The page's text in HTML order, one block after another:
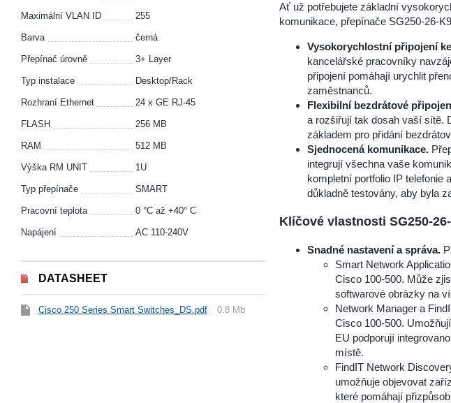
Maximální VLAN ID 255
Barva černá
Přepínač úrovně 3+ Layer
Typ instalace Desktop/Rack
Rozhraní Ethernet 24 x GE RJ-45
FLASH 256 MB
RAM 512 MB
Výška RM UNIT 1U
Typ přepínače SMART
Pracovní teplota 0 °C až +40° C
Napájení AC 110-240V
DATASHEET
Cisco 250 Series Smart Switches_DS.pdf 0.8 Mb
Ať už potřebujete základní
komunikace, přepínače SG250-26-
Vysokorychlostní připojení
kancelářské pracovníky
připojení pomáhají urychlit
zaměstnanců.
Flexibilní bezdrátové
a rozšiřují tak dosah vaší sítě.
základem pro přidání
Sjednocená komunikace.
integrují všechna vaše
kompletní portfolio IP telefonie
důkladně testovány, aby byla
Klíčové vlastnosti SG250-
Snadné nastavení a správa.
Smart Network
Cisco 100-500. Může
softwarové obrázky na
Network Manager a
Cisco 100-500.
EU podporují
místě.
FindIT Network
umožňuje objevovat
které pomáhají